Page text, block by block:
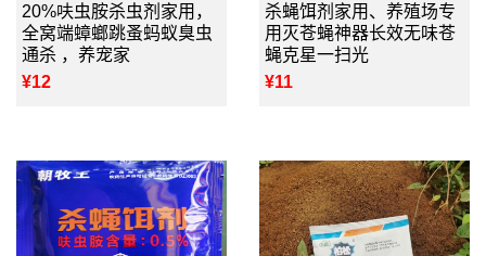
20%呋虫胺杀虫剂家用，
全窝端蟑螂跳蚤蚂蚁臭虫
通杀 ，养宠家
¥12
杀蝇饵剂家用、养殖场专
用灭苍蝇神器长效无味苍
蝇克星一扫光
¥11